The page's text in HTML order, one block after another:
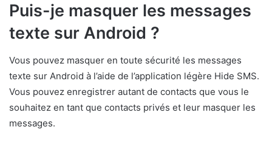
Puis-je masquer les messages
texte sur Android ?
Vous pouvez masquer en toute sécurité les messages
texte sur Android à l’aide de l’application légère Hide SMS.
Vous pouvez enregistrer autant de contacts que vous le
souhaitez en tant que contacts privés et leur masquer les
messages.